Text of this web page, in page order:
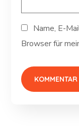
Name, E-
Browser für